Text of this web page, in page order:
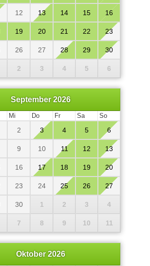
12 13 14 15 16
19 20 21 22 23
26 27 28 29 30
2 3 4 5 6
September 2026
Mi Do Fr Sa So
2 3 4 5 6
9 10 11 12 13
16 17 18 19 20
23 24 25 26 27
30 1 2 3 4
7 8 9 10 11
Oktober 2026